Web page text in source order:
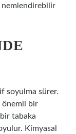
nemlendirebilir
soyulma sürer.
bir
tabaka
Kimyasal